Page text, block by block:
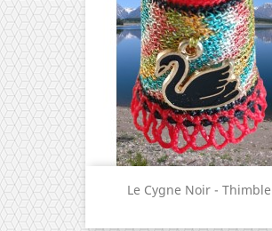
Le Cygne Noir - Thimble